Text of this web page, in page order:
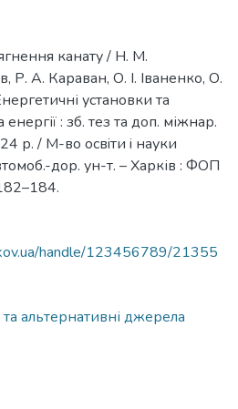
канату / Н. М.
Р. А. Караван, О. І. Іваненко, О.
установки та
: зб. тез та доп. міжнар.
р. / М-во освiти i науки
дор. ун-т. – Харків : ФОП
handle/123456789/21355
альтернативні джерела